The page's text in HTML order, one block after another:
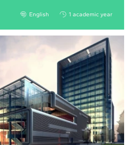
English 1 academic year